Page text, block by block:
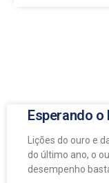
Esperando
Lições do ouro e
do último ano, o
desempenho